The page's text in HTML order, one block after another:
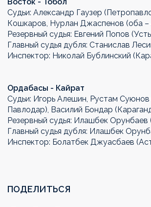
Судьи: Александр Гаузер
Кошкаров, Нурлан Джаспенов (оба –
Резервный судья: Евгений Попов
Главный судья дубля: Станислав
Инспектор: Николай Бублинский
Ордабасы - Кайрат
Судьи: Игорь Алешин, Рустам Суюнов
Павлодар), Василий Бондар
Резервный судья: Илашбек
Главный судья дубля: Илашбек
Инспектор: Болатбек Джуасбаев
ПОДЕЛИТЬСЯ